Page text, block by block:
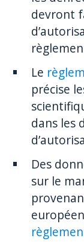
devront
Le
précise
dans les
Des
sur le